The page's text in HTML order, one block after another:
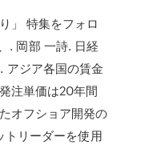
」 特集をフォロ
. 岡部 一詩. 日経
ジア各国の賃金
注単価は20年間
オフショア開発の
リーダーを使用